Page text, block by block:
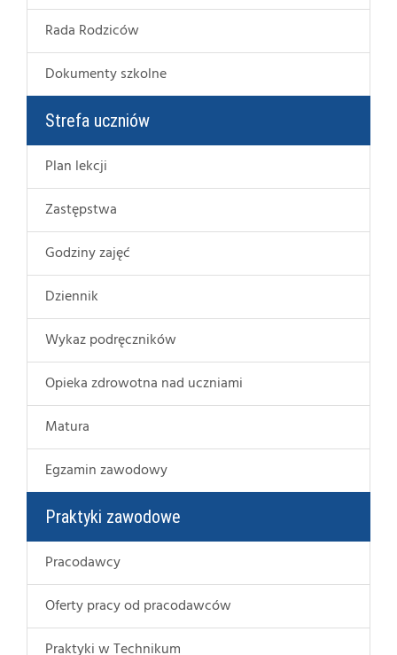
Rada Rodziców
Dokumenty szkolne
Strefa uczniów
Plan lekcji
Zastępstwa
Godziny zajęć
Dziennik
Wykaz podręczników
Opieka zdrowotna nad uczniami
Matura
Egzamin zawodowy
Praktyki zawodowe
Pracodawcy
Oferty pracy od pracodawców
Praktyki w Technikum